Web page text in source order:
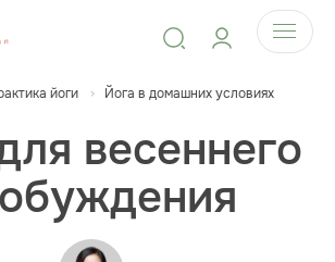
йоги Йога в домашних условиях
весеннего